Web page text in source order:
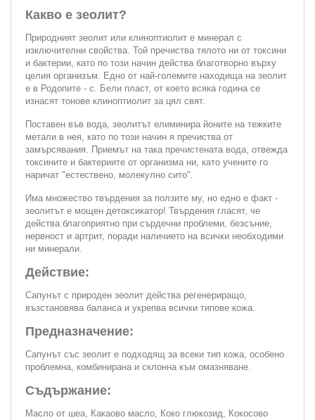
Какво е зеолит?
Природният зеолит или клиноптиолит е минерал с
изключителни свойства. Той пречиства тялото ни от токсини
и бактерии, като по този начин действа благотворно върху
целия организъм. Едно от най-големите находища на зеолит
е в Родопите - с. Бели пласт, от което всяка година се
изнасят тонове клиноптиолит за цял свят.
Поставен във вода, зеолитът елиминира йоните на тежките
метали в нея, като по този начин я пречиства от
замърсявания. Приемът на така пречистената вода, отвежда
токсините и бактериите от организма ни, като учените го
наричат "естествено, молекулно сито".
Има множество твърдения за ползите му, но едно е факт -
зеолитът е мощен детоксикатор! Твърдения гласят, че
действа благоприятно при сърдечни проблеми, безсъние,
нервност и артрит, поради наличието на всички необходими
ни минерали.
Действие:
Сапунът с природен зеолит действа регенериращо,
възстановява баланса и укрепва всички типове кожа.
Предназначение:
Сапунът със зеолит е подходящ за всеки тип кожа, особено
проблемна, комбинирана и склонна към омазняване.
Съдържание:
Масло от шеа, Какаово масло, Коко глюкозид, Кокосово